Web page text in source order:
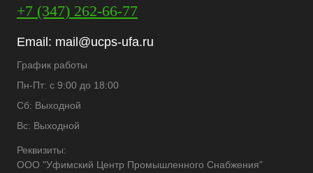
+7 (347) 262-66-77
Email: mail@ucps-ufa.ru
График работы
Пн-Пт: с 9:00 до 18:00
Сб: Выходной
Вс: Выходной
Реквизиты:
ООО "Уфимский Центр Промышленного Снабжения"